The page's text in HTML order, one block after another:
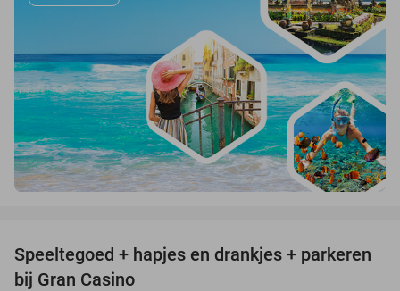
50%
Speeltegoed + hapjes en drankjes + parkeren
bij Gran Casino